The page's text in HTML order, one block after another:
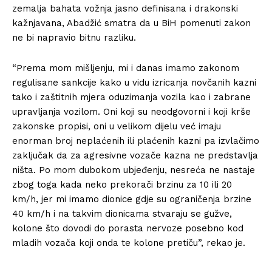
zemalja bahata vožnja jasno definisana i drakonski
kažnjavana, Abadžić smatra da u BiH pomenuti zakon
ne bi napravio bitnu razliku.
“Prema mom mišljenju, mi i danas imamo zakonom
regulisane sankcije kako u vidu izricanja novčanih kazni
tako i zaštitnih mjera oduzimanja vozila kao i zabrane
upravljanja vozilom. Oni koji su neodgovorni i koji krše
zakonske propisi, oni u velikom dijelu već imaju
enorman broj neplaćenih ili plaćenih kazni pa izvlačimo
zaključak da za agresivne vozače kazna ne predstavlja
ništa. Po mom dubokom ubjeđenju, nesreća ne nastaje
zbog toga kada neko prekorači brzinu za 10 ili 20
km/h, jer mi imamo dionice gdje su ograničenja brzine
40 km/h i na takvim dionicama stvaraju se gužve,
kolone što dovodi do porasta nervoze posebno kod
mladih vozača koji onda te kolone pretiču”, rekao je.